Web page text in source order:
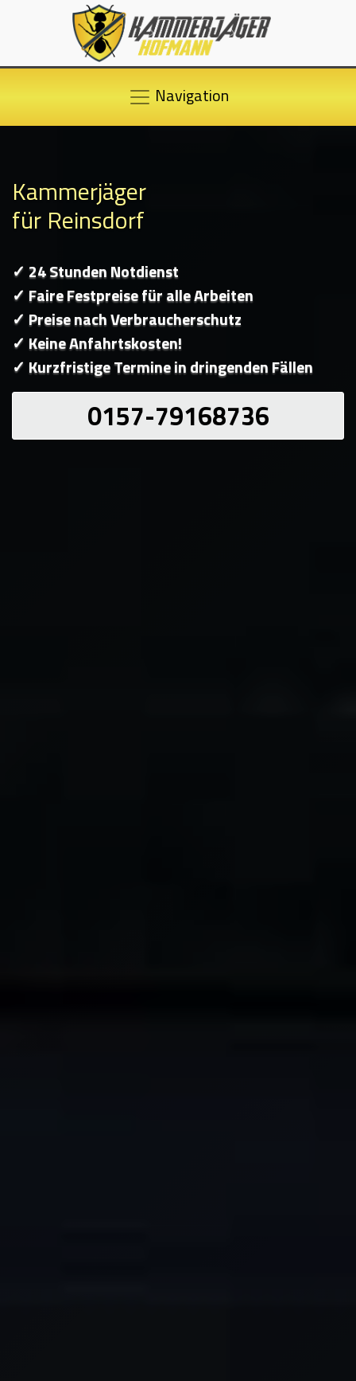
Navigation
Kammerjäger
für Reinsdorf
✓ 24 Stunden Notdienst
✓ Faire Festpreise für alle Arbeiten
✓ Preise nach Verbraucherschutz
✓ Keine Anfahrtskosten!
✓ Kurzfristige Termine in dringenden Fällen
0157-79168736